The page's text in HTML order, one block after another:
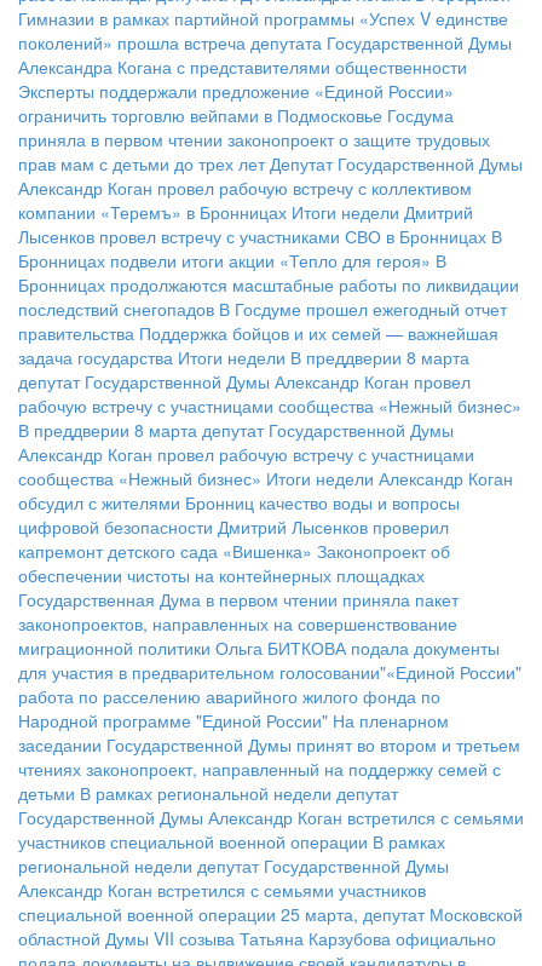
Гимназии в рамках партийной программы «Успех V единстве
поколений» прошла встреча депутата Государственной Думы
Александра Когана с представителями общественности
Эксперты поддержали предложение «Единой России»
ограничить торговлю вейпами в Подмосковье Госдума
приняла в первом чтении законопроект о защите трудовых
прав мам с детьми до трех лет Депутат Государственной Думы
Александр Коган провел рабочую встречу с коллективом
компании «Теремъ» в Бронницах Итоги недели Дмитрий
Лысенков провел встречу с участниками СВО в Бронницах В
Бронницах подвели итоги акции «Тепло для героя» В
Бронницах продолжаются масштабные работы по ликвидации
последствий снегопадов В Госдуме прошел ежегодный отчет
правительства Поддержка бойцов и их семей — важнейшая
задача государства Итоги недели В преддверии 8 марта
депутат Государственной Думы Александр Коган провел
рабочую встречу с участницами сообщества «Нежный бизнес»
В преддверии 8 марта депутат Государственной Думы
Александр Коган провел рабочую встречу с участницами
сообщества «Нежный бизнес» Итоги недели Александр Коган
обсудил с жителями Бронниц качество воды и вопросы
цифровой безопасности Дмитрий Лысенков проверил
капремонт детского сада «Вишенка» Законопроект об
обеспечении чистоты на контейнерных площадках
Государственная Дума в первом чтении приняла пакет
законопроектов, направленных на совершенствование
миграционной политики Ольга БИТКОВА подала документы
для участия в предварительном голосовании"«Единой России"
работа по расселению аварийного жилого фонда по
Народной программе "Единой России" На пленарном
заседании Государственной Думы принят во втором и третьем
чтениях законопроект, направленный на поддержку семей с
детьми В рамках региональной недели депутат
Государственной Думы Александр Коган встретился с семьями
участников специальной военной операции В рамках
региональной недели депутат Государственной Думы
Александр Коган встретился с семьями участников
специальной военной операции 25 марта, депутат Московской
областной Думы VII созыва Татьяна Карзубова официально